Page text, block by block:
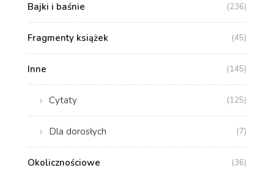
Bajki i baśnie (236)
Fragmenty książek (45)
Inne (145)
Cytaty (125)
Dla dorosłych (7)
Okolicznościowe (36)